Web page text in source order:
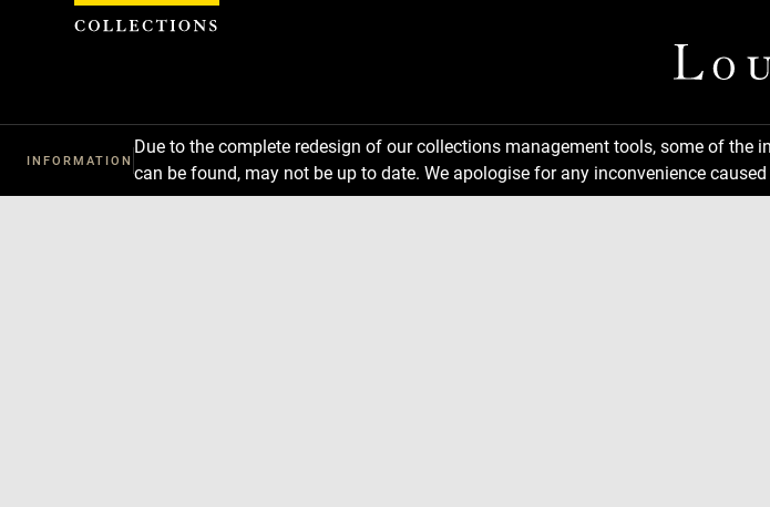
INFORMATION
Due to the complete redesign of our collections management tools, some of
can be found, may not be up to date. We apologise for any inconvenience
Cookies management panel